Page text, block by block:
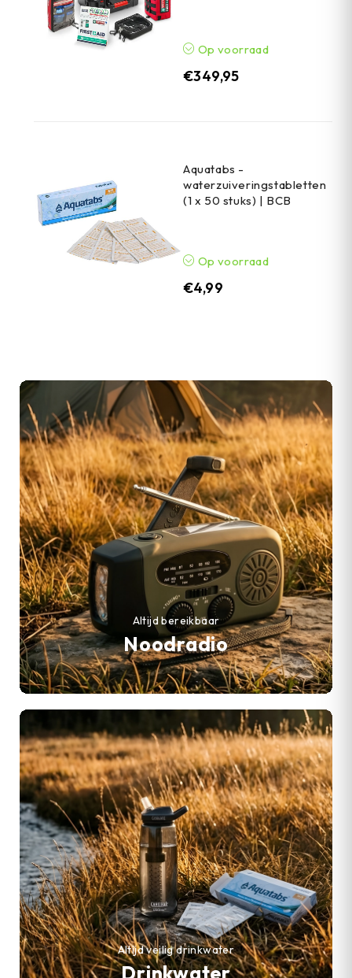
Op voorraad
€349,95
Aquatabs -
waterzuiveringstabletten
(1 x 50 stuks) | BCB
Op voorraad
€4,99
Noodradio
Altijd bereikbaar
Altijd veilig drinkwater